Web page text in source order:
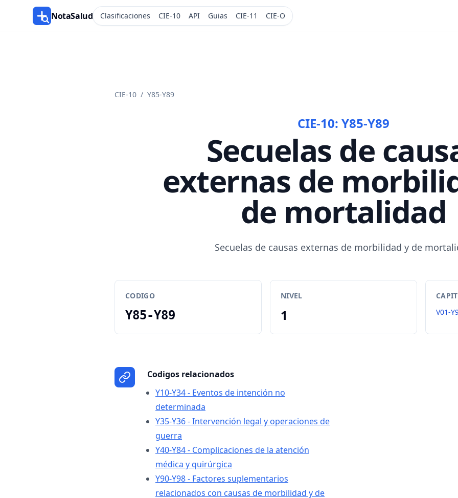
NotaSalud Clasificaciones CIE-10 API Guias CIE-11 CIE-O
CIE-10 / Y85-Y89
CIE-10: Y85-Y89
Secuelas de
externas de
de mortalidad
Secuelas de causas externas de morbilidad y de
CODIGO
Y85-Y89
NIVEL
1
V01-
Codigos relacionados
Y10-Y34 - Eventos de intención no
determinada
Y35-Y36 - Intervención legal y operaciones de
guerra
Y40-Y84 - Complicaciones de la atención
médica y quirúrgica
Y90-Y98 - Factores suplementarios
relacionados con causas de morbilidad y de